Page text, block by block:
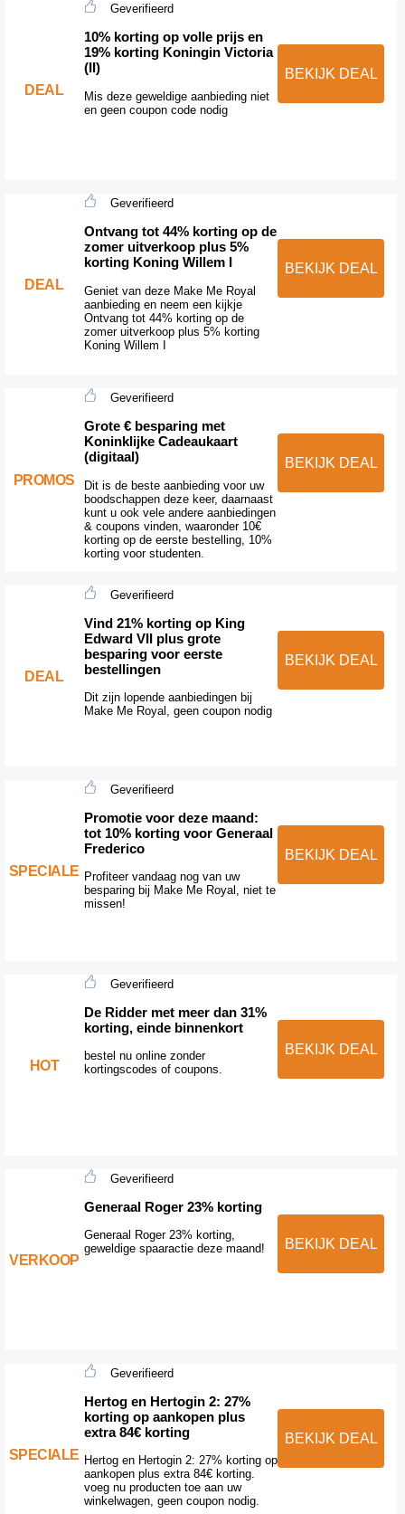
DEAL
Geverifieerd
10% korting op volle prijs en
19% korting Koningin Victoria
(II)
Mis deze geweldige aanbieding niet
en geen coupon code nodig
BEKIJK DEAL
DEAL
Geverifieerd
Ontvang tot 44% korting op de
zomer uitverkoop plus 5%
korting Koning Willem I
Geniet van deze Make Me Royal
aanbieding en neem een kijkje
Ontvang tot 44% korting op de
zomer uitverkoop plus 5% korting
Koning Willem I
BEKIJK DEAL
PROMOS
Geverifieerd
Grote € besparing met
Koninklijke Cadeaukaart
(digitaal)
Dit is de beste aanbieding voor uw
boodschappen deze keer, daarnaast
kunt u ook vele andere aanbiedingen
& coupons vinden, waaronder 10€
korting op de eerste bestelling, 10%
korting voor studenten.
BEKIJK DEAL
DEAL
Geverifieerd
Vind 21% korting op King
Edward VII plus grote
besparing voor eerste
bestellingen
Dit zijn lopende aanbiedingen bij
Make Me Royal, geen coupon nodig
BEKIJK DEAL
SPECIALE
Geverifieerd
Promotie voor deze maand:
tot 10% korting voor Generaal
Frederico
Profiteer vandaag nog van uw
besparing bij Make Me Royal, niet te
missen!
BEKIJK DEAL
HOT
Geverifieerd
De Ridder met meer dan 31%
korting, einde binnenkort
bestel nu online zonder
kortingscodes of coupons.
BEKIJK DEAL
VERKOOP
Geverifieerd
Generaal Roger 23% korting
Generaal Roger 23% korting,
geweldige spaaractie deze maand!
BEKIJK DEAL
SPECIALE
Geverifieerd
Hertog en Hertogin 2: 27%
korting op aankopen plus
extra 84€ korting
Hertog en Hertogin 2: 27% korting op
aankopen plus extra 84€ korting.
voeg nu producten toe aan uw
winkelwagen, geen coupon nodig.
BEKIJK DEAL